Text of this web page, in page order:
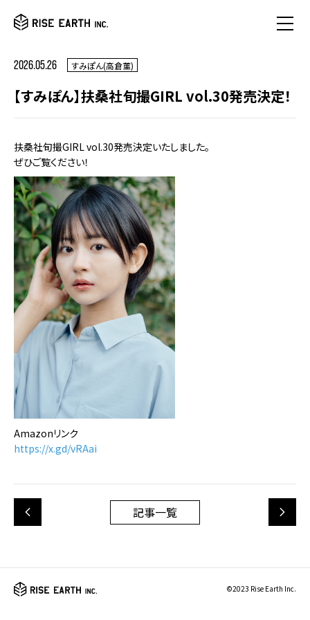
2026.05.26 すみぽん(高倉菫)
【すみぽん】扶桑社旬撮GIRL vol.30発売決定！
扶桑社旬撮GIRL vol.30発売決定いたしました。
ぜひご覧ください！
Amazonリンク
https://x.gd/vRAai
記事一覧
©2023 Rise Earth Inc.